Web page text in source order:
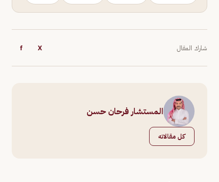
شارك المقال X
f
المستشار فرحان حسن
كل مقالاته